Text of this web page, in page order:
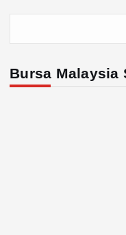
Bursa Malaysia